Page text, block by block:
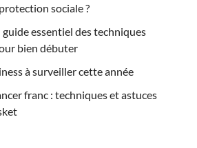
sociale ?
essentiel des techniques
bien débuter
à surveiller cette année
franc : techniques et astuces